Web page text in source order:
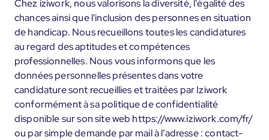
Chez iziwork, nous valorisons la diversité, l'égalité des
chances ainsi que l'inclusion des personnes en situation
de handicap. Nous recueillons toutes les candidatures
au regard des aptitudes et compétences
professionnelles. Nous vous informons que les
données personnelles présentes dans votre
candidature sont recueillies et traitées par Iziwork
conformément à sa politique de confidentialité
disponible sur son site web https://www.iziwork.com/fr/
ou par simple demande par mail à l’adresse : contact-